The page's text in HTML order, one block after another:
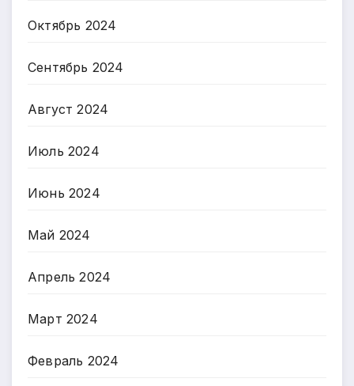
Октябрь 2024
Сентябрь 2024
Август 2024
Июль 2024
Июнь 2024
Май 2024
Апрель 2024
Март 2024
Февраль 2024